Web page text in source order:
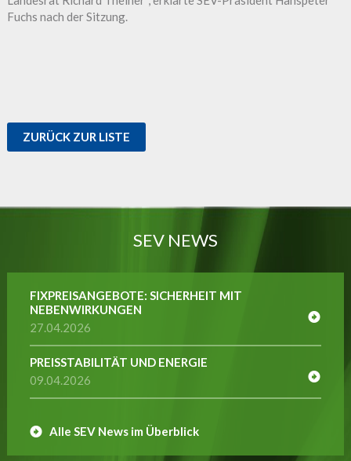
Fuchs nach der Sitzung.
ZURÜCK ZUR LISTE
SEV NEWS
FIXPREISANGEBOTE: SICHERHEIT MIT
NEBENWIRKUNGEN
27.04.2026
PREISSTABILITÄT UND ENERGIE
09.04.2026
Alle SEV News im Überblick